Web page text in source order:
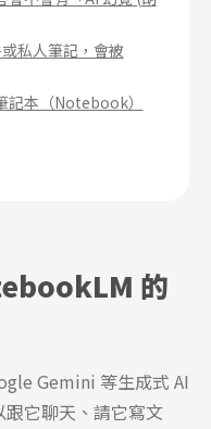
私人筆記，會被
本（Notebook）
的
Gemini 等生成式 AI
它聊天、請它寫文